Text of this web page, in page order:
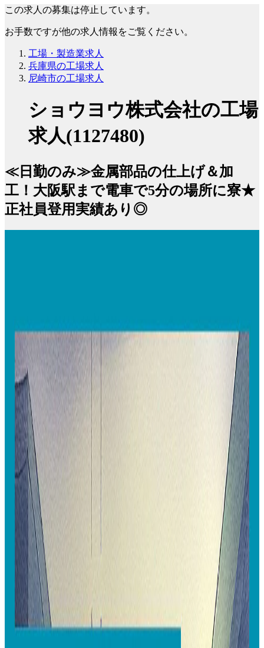
この求人の募集は停止しています。
お手数ですが他の求人情報をご覧ください。
工場・製造業求人
兵庫県の工場求人
尼崎市の工場求人
ショウヨウ株式会社の工場
求人(1127480)
≪日勤のみ≫金属部品の仕上げ＆加
工！大阪駅まで電車で5分の場所に寮★
正社員登用実績あり◎